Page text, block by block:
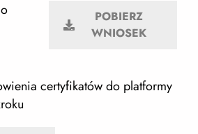
POBIERZ
WNIOSEK
certyfikatów do platformy